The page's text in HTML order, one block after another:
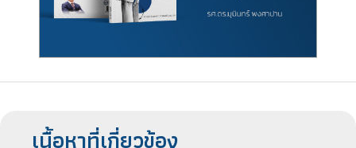
เนื้อหาที่เกี่ยวข้อง